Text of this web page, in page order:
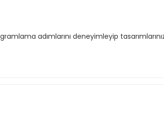
adımlarını deneyimleyip